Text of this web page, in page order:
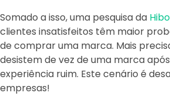
Somado a isso, uma pesquisa da
clientes insatisfeitos têm maior
de comprar uma marca. Mais
desistem de vez de uma marca
experiência ruim. Este cenário é
empresas!